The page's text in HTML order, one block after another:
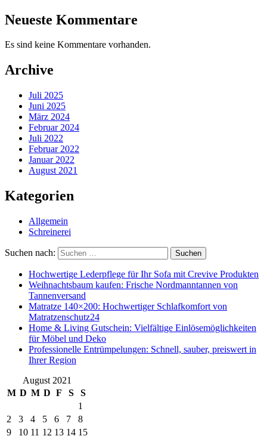
Neueste Kommentare
Es sind keine Kommentare vorhanden.
Archive
Juli 2025
Juni 2025
März 2024
Februar 2024
Juli 2022
Februar 2022
Januar 2022
August 2021
Kategorien
Allgemein
Schreinerei
Suchen nach: Suchen
Hochwertige Lederpflege für Ihr Sofa mit Crevive Produkten
Weihnachtsbaum kaufen: Frische Nordmanntannen von
Tannenversand
Matratze 140×200: Hochwertiger Schlafkomfort von
Matratzenschutz24
Home & Living Gutschein: Vielfältige Einlösemöglichkeiten
für Möbel und Deko
Professionelle Entrümpelungen: Schnell, sauber, preiswert in
Ihrer Region
August 2021
M D M D F S
S
1
2
3 4 5 6 7
8
9
10 11 12 13 14 15